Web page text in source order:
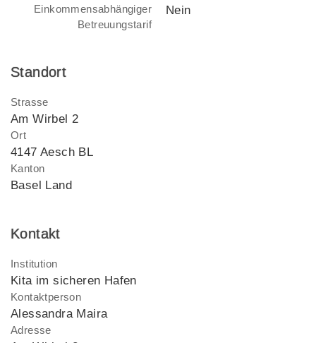
Einkommensabhängiger
Betreuungstarif
Nein
Standort
Strasse
Am Wirbel 2
Ort
4147 Aesch BL
Kanton
Basel Land
Kontakt
Institution
Kita im sicheren Hafen
Kontaktperson
Alessandra Maira
Adresse